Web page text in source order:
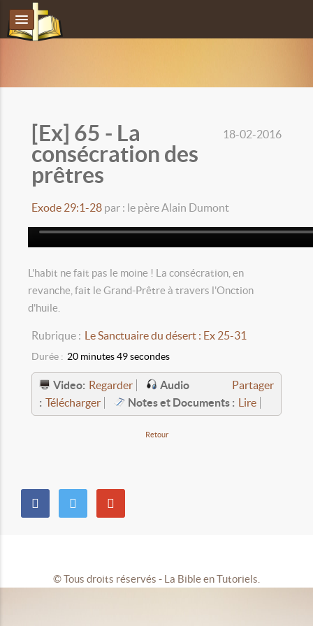
18-02-2016
[Ex] 65 - La
consécration des
prêtres
Exode 29:1-28 par : le père Alain Dumont
L'habit ne fait pas le moine ! La consécration, en
revanche, fait le Grand-Prêtre à travers l'Onction
d'huile.
Rubrique : Le Sanctuaire du désert : Ex 25-31
Durée : 20 minutes 49 secondes
Partager
Video: Regarder
Audio
: Télécharger Notes et Documents : Lire
Retour
© Tous droits réservés - La Bible en Tutoriels.